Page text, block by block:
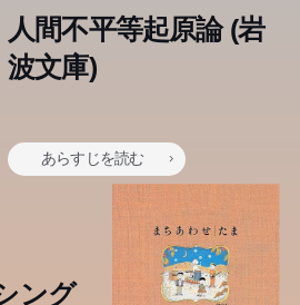
人間不平等起原論 (岩
波文庫)
あらすじを読む
ング